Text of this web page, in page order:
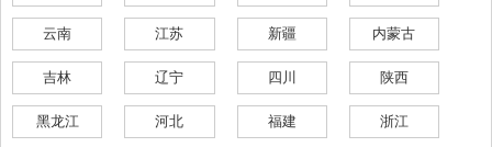
云南 江苏 新疆 内蒙古
吉林 辽宁 四川 陕西
黑龙江 河北 福建 浙江